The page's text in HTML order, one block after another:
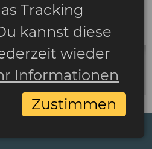
Tracking
kannst diese
wieder
Informationen
Zustimmen